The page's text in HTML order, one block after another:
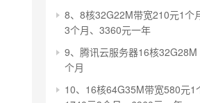
8、8核32G22M带宽210元1个
3个月、3360元一年
9、腾讯云服务器16核
个月
10、16核64G35M带宽580元1